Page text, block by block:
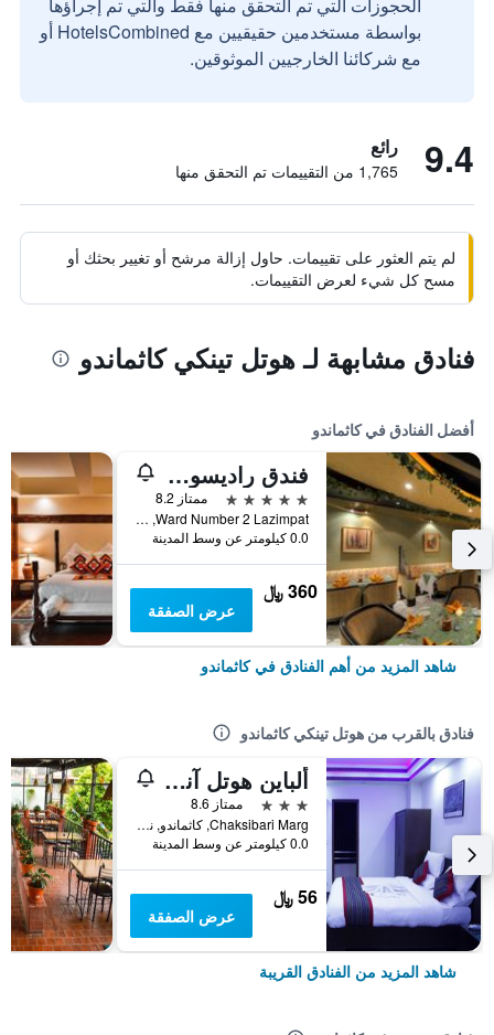
بواسطة مستخدمين حقيقيين مع HotelsCombined أو
مع شركائنا الخارجيين الموثوقين.
9.4 رائع
1,765 من التقييمات تم التحقق منها
لم يتم العثور على تقييمات. حاول إزالة مرشح أو تغيير بحثك أو
مسح كل شيء لعرض التقييمات.
فنادق مشابهة لـ هوتل تينكي كاثماندو
أفضل الفنادق في كاثماندو
فندق راديسون كاتماندو
5 نجوم
ممتاز 8.2
Ward Number 2 Lazimpat, كاثماندو, نيبال
0.0 كيلومتر عن وسط المدينة
360 ﷼
عرض الصفقة
شاهد المزيد من أهم الفنادق في كاثماندو
فنادق بالقرب من هوتل تينكي كاثماندو
ألباين هوتل آند أبارتمنت
3 نجوم
ممتاز 8.6
Chaksibari Marg, كاثماندو, نيبال
0.0 كيلومتر عن وسط المدينة
56 ﷼
عرض الصفقة
شاهد المزيد من الفنادق القريبة